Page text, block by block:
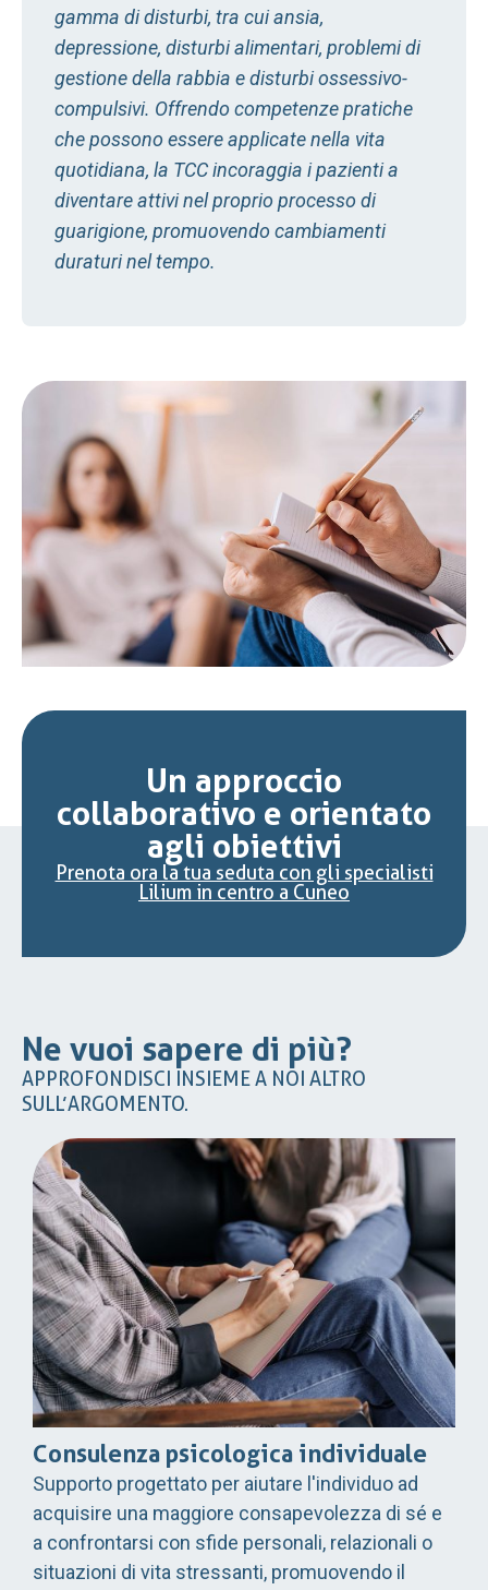
gamma di disturbi, tra cui ansia,
depressione, disturbi alimentari, problemi di
gestione della rabbia e disturbi ossessivo-
compulsivi. Offrendo competenze pratiche
che possono essere applicate nella vita
quotidiana, la TCC incoraggia i pazienti a
diventare attivi nel proprio processo di
guarigione, promuovendo cambiamenti
duraturi nel tempo.
Un approccio
collaborativo e orientato
agli obiettivi
Prenota ora la tua seduta con gli specialisti
Lilium in centro a Cuneo
Ne vuoi sapere di più?
APPROFONDISCI INSIEME A NOI ALTRO
SULL’ARGOMENTO.
Consulenza psicologica individuale
Supporto progettato per aiutare l'individuo ad
acquisire una maggiore consapevolezza di sé e
a confrontarsi con sfide personali, relazionali o
situazioni di vita stressanti, promuovendo il